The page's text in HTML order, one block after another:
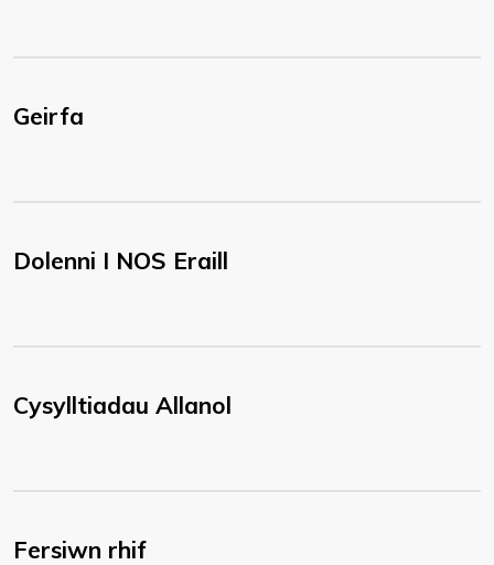
Geirfa
Dolenni I NOS Eraill
Cysylltiadau Allanol
Fersiwn rhif